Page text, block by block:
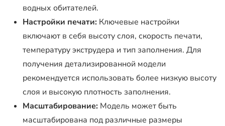
водных обитателей.
Настройки печати: Ключевые настройки
включают в себя высоту слоя, скорость печати,
температуру экструдера и тип заполнения. Для
получения детализированной модели
рекомендуется использовать более низкую высоту
слоя и высокую плотность заполнения.
Масштабирование: Модель может быть
масштабирована под различные размеры